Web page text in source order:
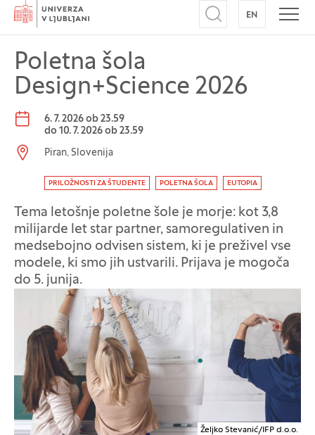
Domov
Odpri iskalnik
EN NA
Poletna šola
Design+Science 2026
Datum dogodka:
6. 7. 2026 ob 23.59
do 10. 7. 2026 ob 23.59
Lokacija dogodka:
Piran, Slovenija
Oznaka dogodka
PRILOŽNOSTI ZA ŠTUDENTE POLETNA ŠOLA EUTOPIA
Tema letošnje poletne šole je morje: kot 3,8
milijarde let star partner, samoregulativen in
medsebojno odvisen sistem, ki je preživel vse
modele, ki smo jih ustvarili. Prijava je mogoča
do 5. junija.
Željko Stevanić/IFP d.o.o.